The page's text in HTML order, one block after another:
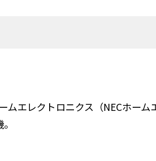
エレクトロニクス（NECホー